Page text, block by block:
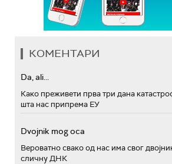
КОМЕНТАРИ
Da, ali...
Како преживети прва три дана
шта нас припрема ЕУ
Dvojnik mog oca
Вероватно свако од нас има свог
сличну ДНК